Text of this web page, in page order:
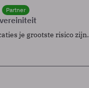
Partner
je grootste risico zijn.